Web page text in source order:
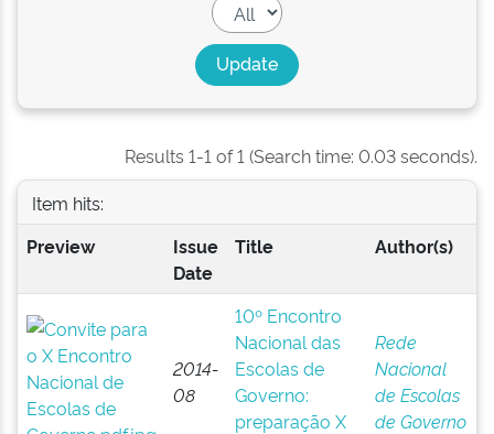
Results 1-1 of 1 (Search time: 0.03 seconds).
Item hits:
Preview
Issue
Date
Title Author(s)
2014-
08
10º Encontro
Nacional das
Escolas de
Governo:
preparação X
Rede
Nacional
de Escolas
de Governo